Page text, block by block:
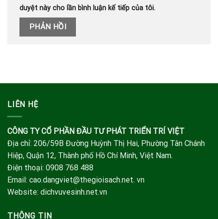
duyệt này cho lần bình luận kế tiếp của tôi.
LIÊN HỆ
CÔNG TY CỔ PHẦN ĐẦU TƯ PHÁT TRIỂN TRÍ VIỆT
Địa chỉ: 206/59B Đường Huỳnh Thị Hai, Phường Tân Chánh
Hiệp, Quận 12, Thành phố Hồ Chí Minh, Việt Nam.
Điện thoại: 0908 768 488
Email: cao.dangviet@thegioisach.net. vn
Website: dichvuvesinh.net.vn
THÔNG TIN